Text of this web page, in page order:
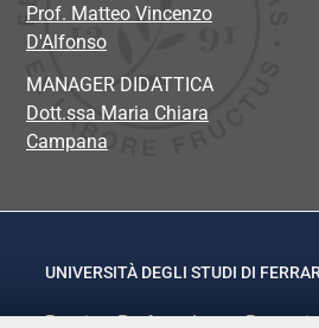
Prof. Matteo Vincenzo
D'Alfonso
MANAGER DIDATTICA
Dott.ssa Maria Chiara
Campana
UNIVERSITÀ DEGLI STUDI DI
Rettrice: Prof.ssa Laura